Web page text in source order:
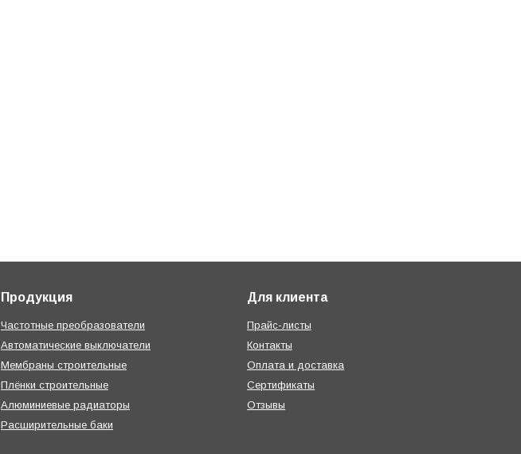
Продукция
Частотные преобразователи
Автоматические выключатели
Мембраны строительные
Плёнки строительные
Алюминиевые радиаторы
Расширительные баки
Для клиента
Прайс-листы
Контакты
Оплата и доставка
Сертификаты
Отзывы